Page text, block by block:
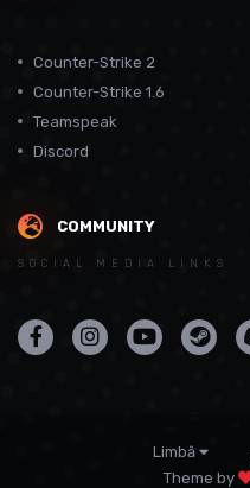
Counter-Strike 2
Counter-Strike 1.6
Teamspeak
Discord
COMMUNITY
SOCIAL MEDIA LINKS
Limbă
Theme by